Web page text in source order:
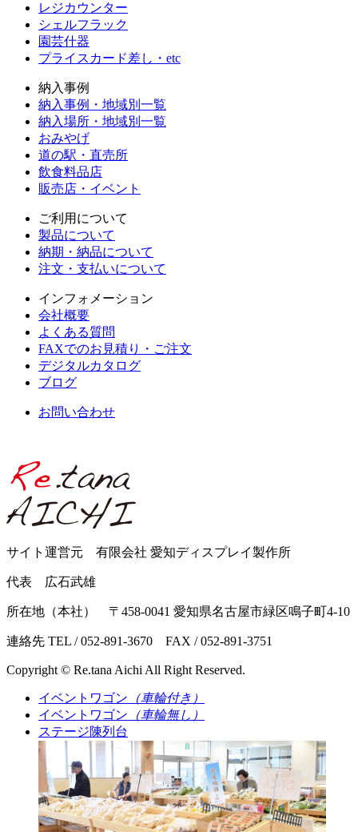
レジカウンター
シェルフラック
園芸什器
プライスカード差し・etc
納入事例
納入事例・地域別一覧
納入場所・地域別一覧
おみやげ
道の駅・直売所
飲食料品店
販売店・イベント
ご利用について
製品について
納期・納品について
注文・支払いについて
インフォメーション
会社概要
よくある質問
FAXでのお見積り・ご注文
デジタルカタログ
ブログ
お問い合わせ
サイト運営元 有限会社 愛知ディスプレイ製作所
代表 広石武雄
所在地（本社） 〒458-0041 愛知県名古屋市緑区鳴子町4-10
連絡先 TEL / 052-891-3670 FAX / 052-891-3751
Copyright © Re.tana Aichi All Right Reserved.
イベントワゴン （車輪付き）
イベントワゴン （車輪無し）
ステージ陳列台